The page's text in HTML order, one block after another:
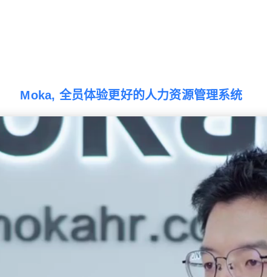
Moka, 全员体验更好的人力资源管理系统